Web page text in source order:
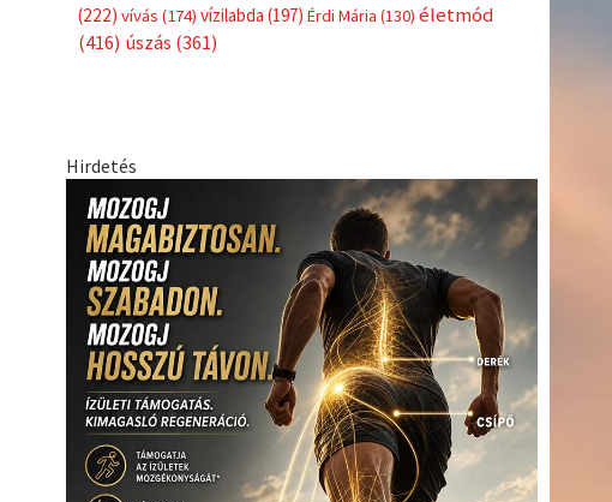
Címkék
asztalitenisz(130) autosport(123)Babos
Tímea(240)Bajnokok Ligája (168)Birkózás(143)Bécs(214)
egészség(530) Európabajnokság(173)ferrari(139)
forma 1(1165) (760)futás(305)
Hosszú
Katinka(186)hungaroring (181)Jégkorong(148)
kajakkenu
(138)karate(168)kickbox(204) kosárlabda(166)kézilabda
(448)Lewis Hamilton(168)magyar labdarúgóválogatott(148)
Mercedes(244)motorsport(153)Opel Dakar Team(132)Rali
Világbajnokság(122)Rendezvény(142)rio 2016(373)sport
(438)Sportime Magazin (128)szabadidősport (316)Szalay
Balázs
(126)tenisz(416)táplálkozás(155)utazás(126)